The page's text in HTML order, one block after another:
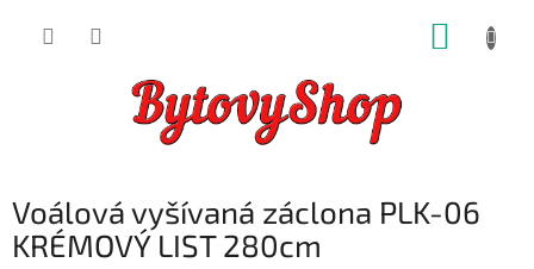
Voálová vyšívaná záclona PLK-06
KRÉMOVÝ LIST 280cm